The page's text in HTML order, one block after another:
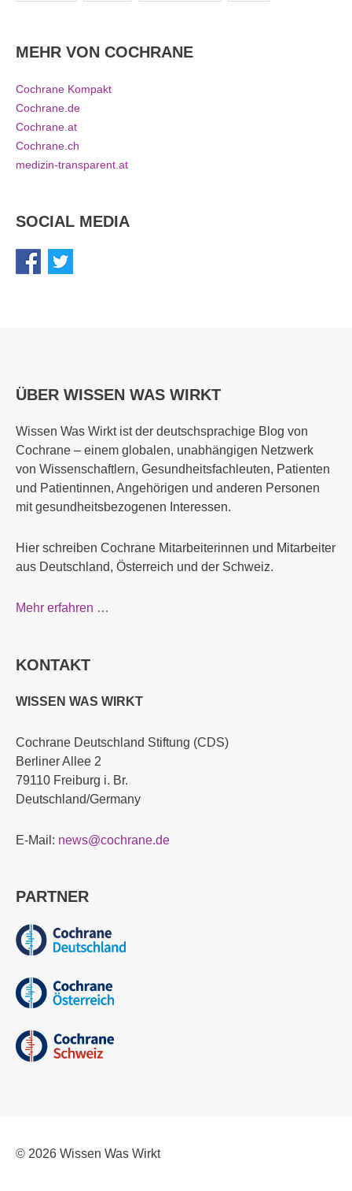
MEHR VON COCHRANE
Cochrane Kompakt
Cochrane.de
Cochrane.at
Cochrane.ch
medizin-transparent.at
SOCIAL MEDIA
ÜBER WISSEN WAS WIRKT
Wissen Was Wirkt ist der deutschsprachige Blog von
Cochrane – einem globalen, unabhängigen Netzwerk
von Wissenschaftlern, Gesundheitsfachleuten, Patienten
und Patientinnen, Angehörigen und anderen Personen
mit gesundheitsbezogenen Interessen.
Hier schreiben Cochrane Mitarbeiterinnen und Mitarbeiter
aus Deutschland, Österreich und der Schweiz.
Mehr erfahren …
KONTAKT
WISSEN WAS WIRKT
Cochrane Deutschland Stiftung (CDS)
Berliner Allee 2
79110 Freiburg i. Br.
Deutschland/Germany
E-Mail: news@cochrane.de
PARTNER
© 2026 Wissen Was Wirkt